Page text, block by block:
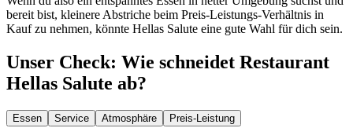
bereit bist, kleinere Abstriche beim Preis-Leistungs-Verhältnis in
Kauf zu nehmen, könnte Hellas Salute eine gute Wahl für dich sein.
Unser Check: Wie schneidet Restaurant
Hellas Salute ab?
Essen Service Atmosphäre Preis-Leistung